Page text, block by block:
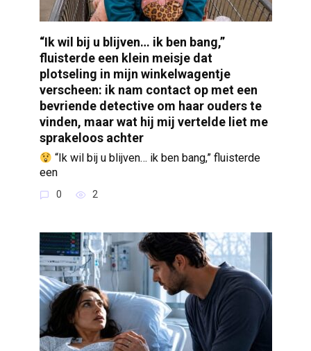
“Ik wil bij u blijven… ik ben bang,”
fluisterde een klein meisje dat
plotseling in mijn winkelwagentje
verscheen: ik nam contact op met een
bevriende detective om haar ouders te
vinden, maar wat hij mij vertelde liet me
sprakeloos achter
“Ik wil bij u blijven… ik ben bang,” fluisterde
een
0 2